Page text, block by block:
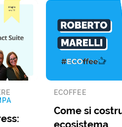
ECOFFEE
Come si
ecosistema